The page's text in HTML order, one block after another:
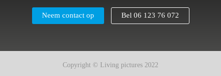
Neem contact op Bel 06 123 76 072
Copyright © Living pictures 2022